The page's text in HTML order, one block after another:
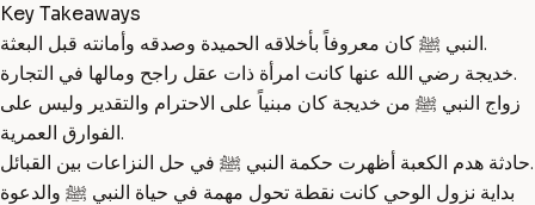
Key Takeaways
النبي ﷺ كان معروفاً بأخلاقه الحميدة وصدقه وأمانته قبل البعثة.
خديجة رضي الله عنها كانت امرأة ذات عقل راجح ومالها في التجارة.
زواج النبي ﷺ من خديجة كان مبنياً على الاحترام والتقدير وليس على
الفوارق العمرية.
حادثة هدم الكعبة أظهرت حكمة النبي ﷺ في حل النزاعات بين القبائل.
بداية نزول الوحي كانت نقطة تحول مهمة في حياة النبي ﷺ والدعوة